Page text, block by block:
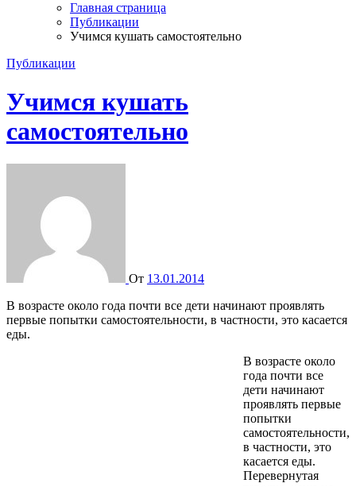
Главная страница
Публикации
Учимся кушать самостоятельно
Публикации
Учимся кушать
самостоятельно
От 13.01.2014
В возрасте около года почти все дети начинают проявлять
первые попытки самостоятельности, в частности, это касается
еды.
В возрасте около
года почти все
дети начинают
проявлять первые
попытки
самостоятельности,
в частности, это
касается еды.
Перевернутая